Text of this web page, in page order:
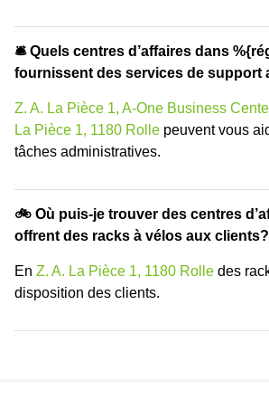
🛎 Quels centres d’affaires dans
fournissent des services de support
Z. A. La Pièce 1, A-One Business
La Pièce 1, 1180 Rolle peuvent vous
tâches administratives.
🚲 Où puis-je trouver des centres
offrent des racks à vélos aux clients?
En Z. A. La Pièce 1, 1180 Rolle des
disposition des clients.